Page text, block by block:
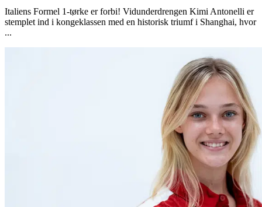
Italiens Formel 1-tørke er forbi! Vidunderdrengen Kimi Antonelli er
stemplet ind i kongeklassen med en historisk triumf i Shanghai, hvor
...